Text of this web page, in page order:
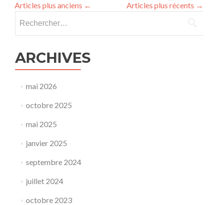
Articles plus anciens ← Articles plus récents →
ARCHIVES
mai 2026
octobre 2025
mai 2025
janvier 2025
septembre 2024
juillet 2024
octobre 2023